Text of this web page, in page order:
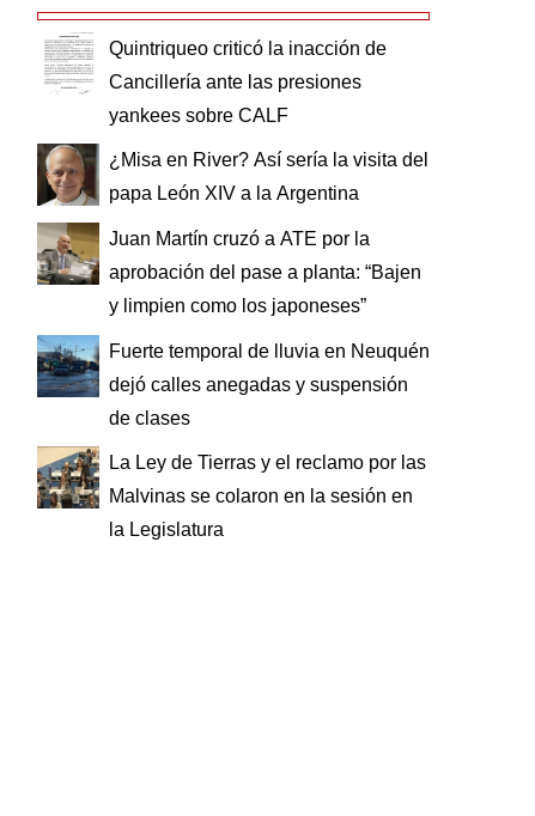
Quintriqueo criticó la inacción de
Cancillería ante las presiones
yankees sobre CALF
¿Misa en River? Así sería la visita del
papa León XIV a la Argentina
Juan Martín cruzó a ATE por la
aprobación del pase a planta: “Bajen
y limpien como los japoneses”
Fuerte temporal de lluvia en Neuquén
dejó calles anegadas y suspensión
de clases
La Ley de Tierras y el reclamo por las
Malvinas se colaron en la sesión en
la Legislatura